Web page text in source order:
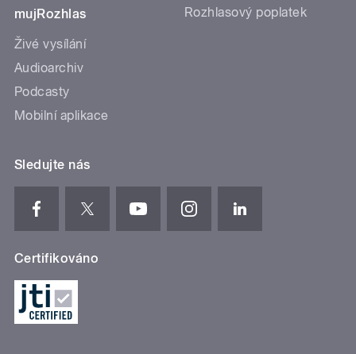
mujRozhlas
Živé vysílání
Audioarchiv
Podcasty
Mobilní aplikace
Rozhlasový poplatek
Sledujte nás
Certifikováno